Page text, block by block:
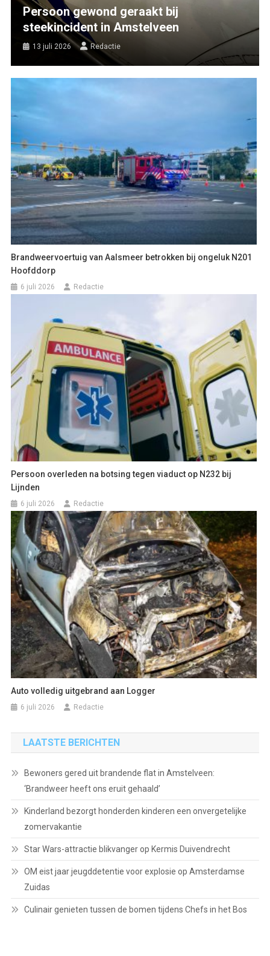
Persoon gewond geraakt bij
steekincident in Amstelveen
13 juli 2026 Redactie
Brandweervoertuig van Aalsmeer betrokken bij ongeluk N201
Hoofddorp
6 juli 2026 Redactie
Persoon overleden na botsing tegen viaduct op N232 bij
Lijnden
6 juli 2026 Redactie
Auto volledig uitgebrand aan Logger
6 juli 2026 Redactie
LAATSTE BERICHTEN
Bewoners gered uit brandende flat in Amstelveen:
‘Brandweer heeft ons eruit gehaald’
Kinderland bezorgt honderden kinderen een onvergetelijke
zomervakantie
Star Wars-attractie blikvanger op Kermis Duivendrecht
OM eist jaar jeugddetentie voor explosie op Amsterdamse
Zuidas
Culinair genieten tussen de bomen tijdens Chefs in het Bos